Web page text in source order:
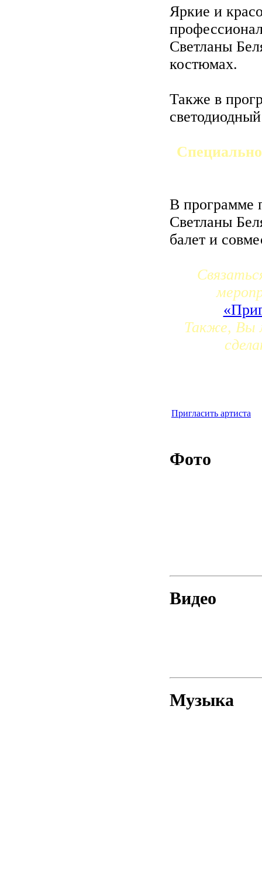
Яркие и
Светланы
костюмах.
Также в
В программе
Светланы
балет и
Также, Вы
Пригласить артиста
Фото
Видео
Музыка